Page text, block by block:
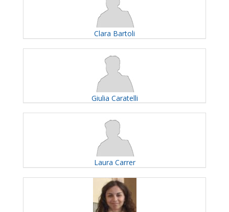
Clara Bartoli
Giulia Caratelli
Laura Carrer